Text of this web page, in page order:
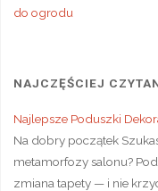
do ogrodu
NAJCZĘŚCIEJ
Najlepsze Poduszki
Na dobry początek
metamorfozy salonu?
zmiana tapety — i nie